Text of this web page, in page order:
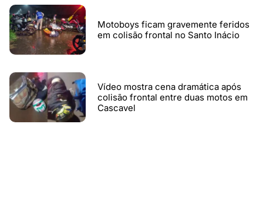
Motoboys ficam gravemente feridos
em colisão frontal no Santo Inácio
Vídeo mostra cena dramática após
colisão frontal entre duas motos em
Cascavel